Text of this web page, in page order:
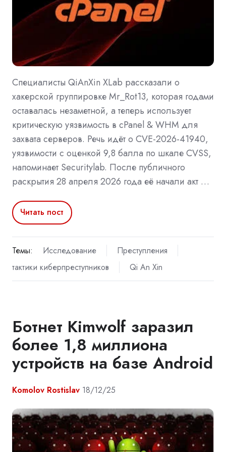
Специалисты QiAnXin XLab рассказали о
хакерской группировке Mr_Rot13, которая годами
оставалась незаметной, а теперь использует
критическую уязвимость в cPanel & WHM для
захвата серверов. Речь идёт о CVE-2026-41940,
уязвимости с оценкой 9,8 балла по шкале CVSS,
напоминает Securitylab. После публичного
раскрытия 28 апреля 2026 года её начали акт …
Читать пост
Темы: Исследование
Преступления
тактики киберпреступников
Qi An Xin
Ботнет Kimwolf заразил
более 1,8 миллиона
устройств на базе Android
Komolov Rostislav 18/12/25